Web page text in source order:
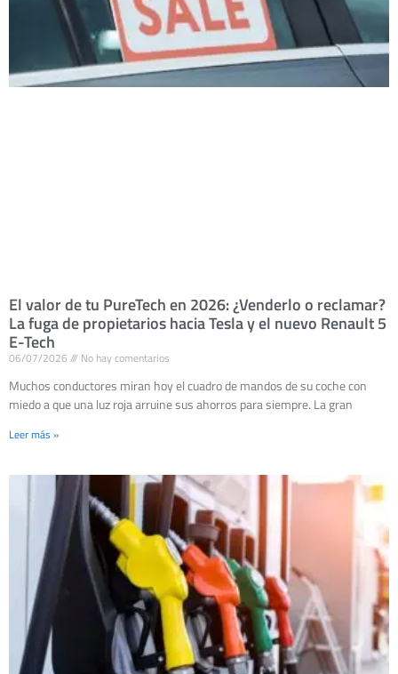
El valor de tu PureTech en 2026: ¿Venderlo o reclamar?
La fuga de propietarios hacia Tesla y el nuevo Renault 5
E-Tech
06/07/2026 No hay comentarios
Muchos conductores miran hoy el cuadro de mandos de su coche con
miedo a que una luz roja arruine sus ahorros para siempre. La gran
Leer más »